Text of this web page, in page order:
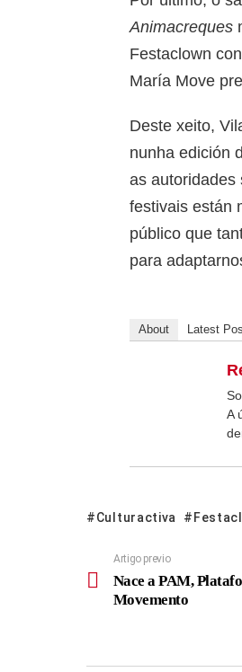
Animacreques
Festaclown con
María Move
Deste xeito,
nunha edición
as autoridades
festivais están
público que
para
About Latest
A
Culturactiva
Artigo previo
Nace a PAM,
Movemento